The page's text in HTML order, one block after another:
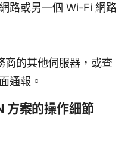
路或另一個 Wi-Fi 網路
商的其他伺服器，或查
通報。
方案的操作細節